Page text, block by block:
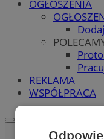
OGŁOSZENIA
REKLAMA
WSPÓŁPRACA